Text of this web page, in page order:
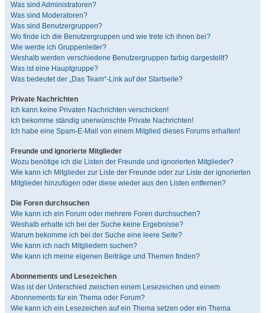
Was sind Administratoren?
Was sind Moderatoren?
Was sind Benutzergruppen?
Wo finde ich die Benutzergruppen und wie trete ich ihnen bei?
Wie werde ich Gruppenleiter?
Weshalb werden verschiedene Benutzergruppen farbig dargestellt?
Was ist eine Hauptgruppe?
Was bedeutet der „Das Team“-Link auf der Startseite?
Private Nachrichten
Ich kann keine Privaten Nachrichten verschicken!
Ich bekomme ständig unerwünschte Private Nachrichten!
Ich habe eine Spam-E-Mail von einem Mitglied dieses Forums erhalten!
Freunde und ignorierte Mitglieder
Wozu benötige ich die Listen der Freunde und ignorierten Mitglieder?
Wie kann ich Mitglieder zur Liste der Freunde oder zur Liste der ignorierten
Mitglieder hinzufügen oder diese wieder aus den Listen entfernen?
Die Foren durchsuchen
Wie kann ich ein Forum oder mehrere Foren durchsuchen?
Weshalb erhalte ich bei der Suche keine Ergebnisse?
Warum bekomme ich bei der Suche eine leere Seite?
Wie kann ich nach Mitgliedern suchen?
Wie kann ich meine eigenen Beiträge und Themen finden?
Abonnements und Lesezeichen
Was ist der Unterschied zwischen einem Lesezeichen und einem
Abonnements für ein Thema oder Forum?
Wie kann ich ein Lesezeichen auf ein Thema setzen oder ein Thema